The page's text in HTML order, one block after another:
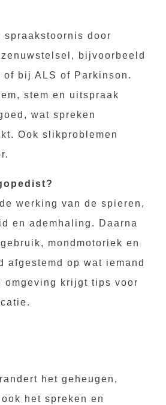
spraakstoornis door
bijvoorbeeld
of bij ALS of Parkinson.
stem en uitspraak
wat spreken
Ook slikproblemen
werking van de spieren,
en ademhaling. Daarna
mondmotoriek en
op wat iemand
omgeving krijgt tips voor
het geheugen,
het spreken en